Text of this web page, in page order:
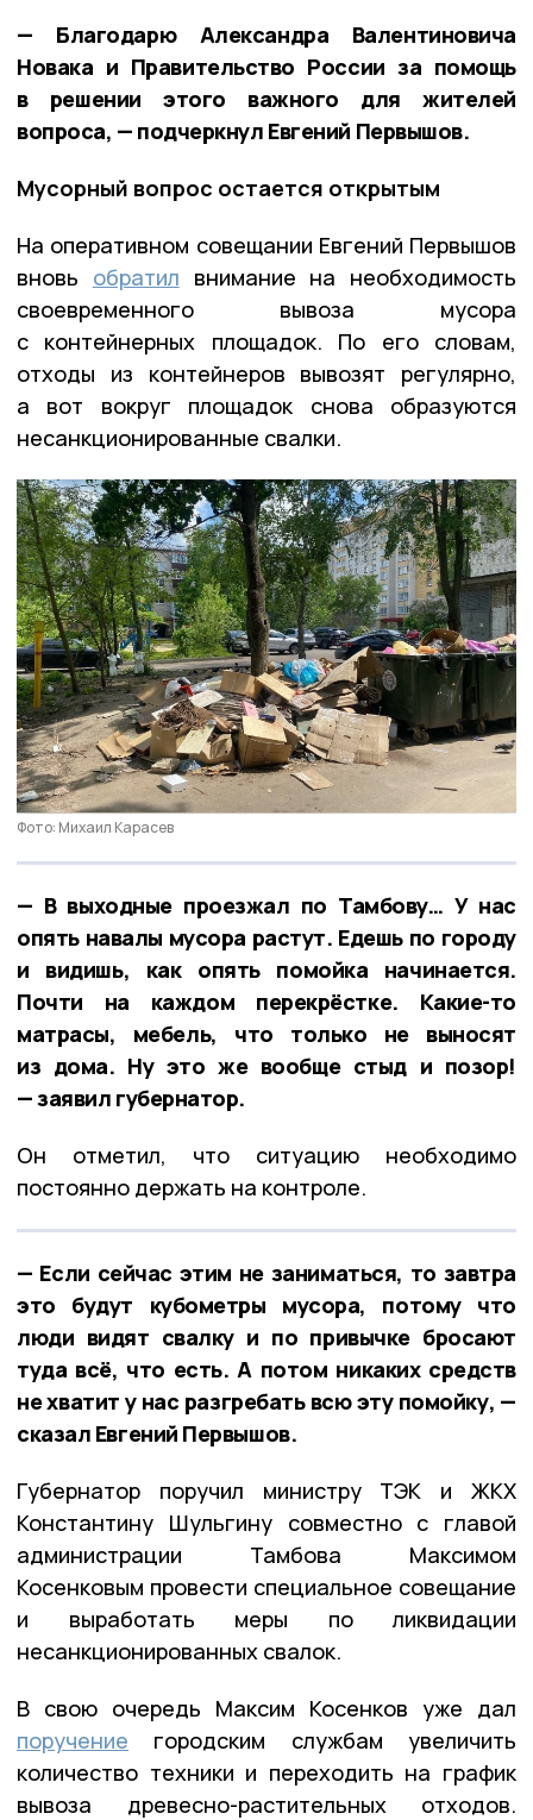
— Благодарю Александра Валентиновича
Новака и Правительство России за помощь
в решении этого важного для жителей
вопроса, — подчеркнул Евгений Первышов.
Мусорный вопрос остается открытым
На оперативном совещании Евгений Первышов
вновь обратил внимание на необходимость
своевременного вывоза мусора
с контейнерных площадок. По его словам,
отходы из контейнеров вывозят регулярно,
а вот вокруг площадок снова образуются
несанкционированные свалки.
Фото: Михаил Карасев
— В выходные проезжал по Тамбову… У нас
опять навалы мусора растут. Едешь по городу
и видишь, как опять помойка начинается.
Почти на каждом перекрёстке. Какие-то
матрасы, мебель, что только не выносят
из дома. Ну это же вообще стыд и позор!
— заявил губернатор.
Он отметил, что ситуацию необходимо
постоянно держать на контроле.
— Если сейчас этим не заниматься, то завтра
это будут кубометры мусора, потому что
люди видят свалку и по привычке бросают
туда всё, что есть. А потом никаких средств
не хватит у нас разгребать всю эту помойку, —
сказал Евгений Первышов.
Губернатор поручил министру ТЭК и ЖКХ
Константину Шульгину совместно с главой
администрации Тамбова Максимом
Косенковым провести специальное совещание
и выработать меры по ликвидации
несанкционированных свалок.
В свою очередь Максим Косенков уже дал
поручение городским службам увеличить
количество техники и переходить на график
вывоза древесно-растительных отходов.